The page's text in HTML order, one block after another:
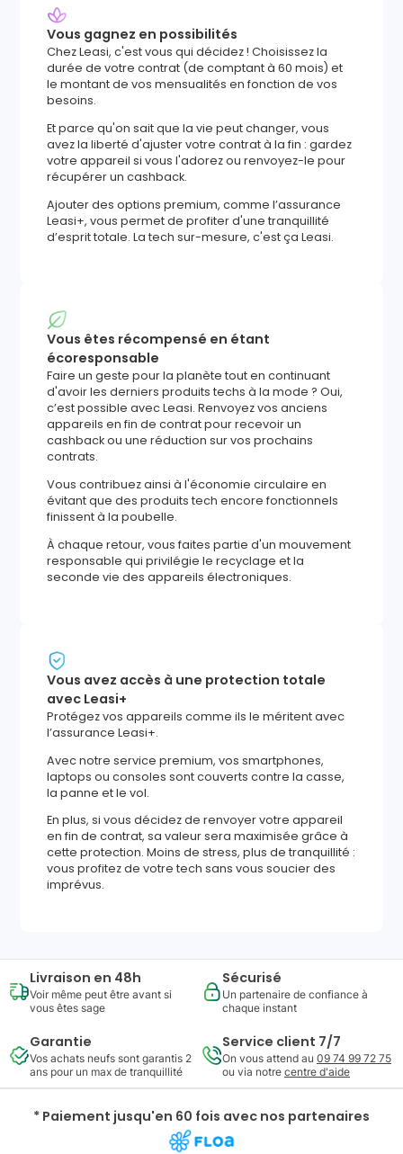
Vous gagnez en possibilités
Chez Leasi, c'est vous qui décidez ! Choisissez la
durée de votre contrat (de comptant à 60 mois) et
le montant de vos mensualités en fonction de vos
besoins.
Et parce qu'on sait que la vie peut changer, vous
avez la liberté d'ajuster votre contrat à la fin : gardez
votre appareil si vous l'adorez ou renvoyez-le pour
récupérer un cashback.
Ajouter des options premium, comme l’assurance
Leasi+, vous permet de profiter d'une tranquillité
d’esprit totale. La tech sur-mesure, c'est ça Leasi.
Vous êtes récompensé en étant
écoresponsable
Faire un geste pour la planète tout en continuant
d'avoir les derniers produits techs à la mode ? Oui,
c’est possible avec Leasi. Renvoyez vos anciens
appareils en fin de contrat pour recevoir un
cashback ou une réduction sur vos prochains
contrats.
Vous contribuez ainsi à l'économie circulaire en
évitant que des produits tech encore fonctionnels
finissent à la poubelle.
À chaque retour, vous faites partie d'un mouvement
responsable qui privilégie le recyclage et la
seconde vie des appareils électroniques.
Vous avez accès à une protection totale
avec Leasi+
Protégez vos appareils comme ils le méritent avec
l’assurance Leasi+.
Avec notre service premium, vos smartphones,
laptops ou consoles sont couverts contre la casse,
la panne et le vol.
En plus, si vous décidez de renvoyer votre appareil
en fin de contrat, sa valeur sera maximisée grâce à
cette protection. Moins de stress, plus de tranquillité :
vous profitez de votre tech sans vous soucier des
imprévus.
Livraison en 48h
Voir même peut être avant si
vous êtes sage
Sécurisé
Un partenaire de confiance à
chaque instant
Garantie
Vos achats neufs sont garantis 2
ans pour un max de tranquillité
Service client 7/7
On vous attend au 09 74 99 72 75
ou via notre centre d'aide
* Paiement jusqu'en 60 fois avec nos partenaires